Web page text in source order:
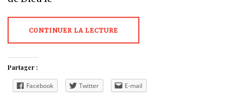
CONTINUER LA LECTURE
Partager :
Facebook Twitter E-mail